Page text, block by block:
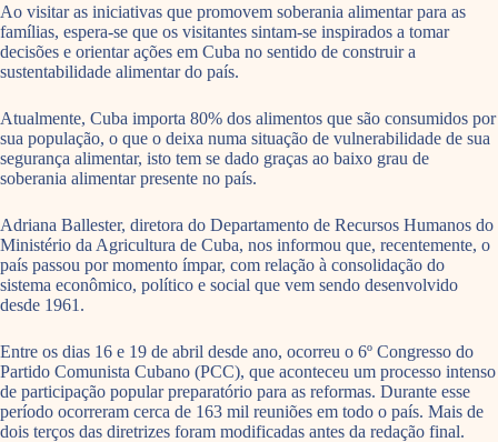
Ao visitar as iniciativas que promovem soberania alimentar para as
famílias, espera-se que os visitantes sintam-se inspirados a tomar
decisões e orientar ações em Cuba no sentido de construir a
sustentabilidade alimentar do país.
Atualmente, Cuba importa 80% dos alimentos que são consumidos por
sua população, o que o deixa numa situação de vulnerabilidade de sua
segurança alimentar, isto tem se dado graças ao baixo grau de
soberania alimentar presente no país.
Adriana Ballester, diretora do Departamento de Recursos Humanos do
Ministério da Agricultura de Cuba, nos informou que, recentemente, o
país passou por momento ímpar, com relação à consolidação do
sistema econômico, político e social que vem sendo desenvolvido
desde 1961.
Entre os dias 16 e 19 de abril desde ano, ocorreu o 6º Congresso do
Partido Comunista Cubano (PCC), que aconteceu um processo intenso
de participação popular preparatório para as reformas. Durante esse
período ocorreram cerca de 163 mil reuniões em todo o país. Mais de
dois terços das diretrizes foram modificadas antes da redação final.